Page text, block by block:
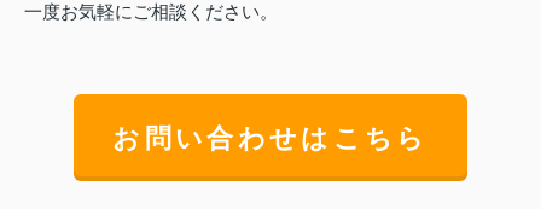
一度お気軽にご相談ください。
お問い合わせはこちら